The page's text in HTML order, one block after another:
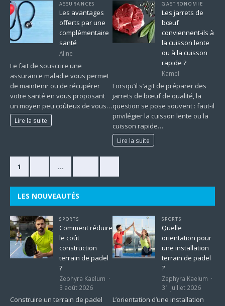
ASSURANCES
Les avantages
offerts par une
complémentaire
santé
Aline
Le fait de souscrire une
assurance maladie vous permet
de maintenir ou de récupérer
votre santé en vous proposant
un moyen peu coûteux de vous…
Lire la suite
GASTRONOMIE
Les jarrets de
bœuf
conviennent-ils à
la cuisson lente
ou à la cuisson
rapide ?
Kamel
Lorsqu’il s’agit de préparer des
jarrets de bœuf de qualité, la
question se pose souvent : faut-il
privilégier la cuisson lente ou la
cuisson rapide…
Lire la suite
1 …
LES NOUVEAUTÉS
SPORTS
Comment réduire
le coût
construction
terrain de padel
?
Zephyra Kaelum
3 août 2026
Construire un terrain de padel
SPORTS
Quelle
orientation pour
une installation
terrain de padel
?
Zephyra Kaelum
31 juillet 2026
L’orientation d’une installation